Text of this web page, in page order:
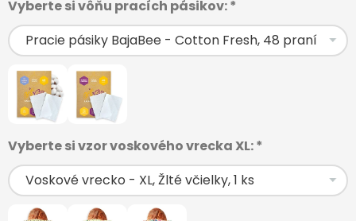
Vyberte si vôňu pracích pásikov: *
Vyberte si vzor voskového vrecka XL: *